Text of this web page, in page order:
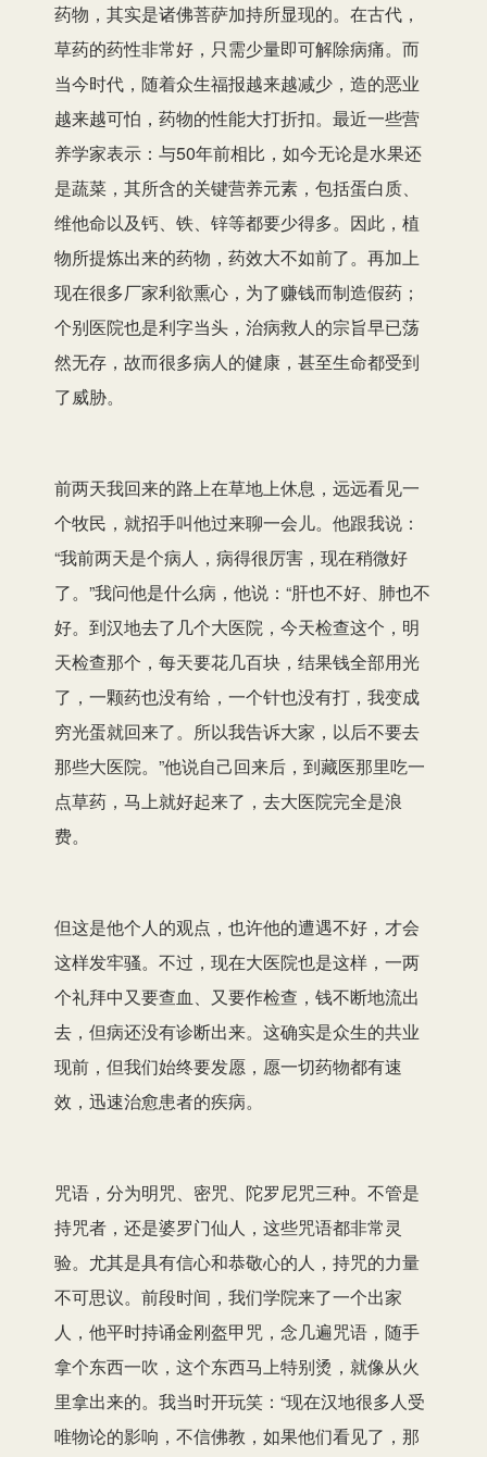
药物，其实是诸佛菩萨加持所显现的。在古代，
草药的药性非常好，只需少量即可解除病痛。而
当今时代，随着众生福报越来越减少，造的恶业
越来越可怕，药物的性能大打折扣。最近一些营
养学家表示：与50年前相比，如今无论是水果还
是蔬菜，其所含的关键营养元素，包括蛋白质、
维他命以及钙、铁、锌等都要少得多。因此，植
物所提炼出来的药物，药效大不如前了。再加上
现在很多厂家利欲熏心，为了赚钱而制造假药；
个别医院也是利字当头，治病救人的宗旨早已荡
然无存，故而很多病人的健康，甚至生命都受到
了威胁。
前两天我回来的路上在草地上休息，远远看见一
个牧民，就招手叫他过来聊一会儿。他跟我说：
“我前两天是个病人，病得很厉害，现在稍微好
了。”我问他是什么病，他说：“肝也不好、肺也不
好。到汉地去了几个大医院，今天检查这个，明
天检查那个，每天要花几百块，结果钱全部用光
了，一颗药也没有给，一个针也没有打，我变成
穷光蛋就回来了。所以我告诉大家，以后不要去
那些大医院。”他说自己回来后，到藏医那里吃一
点草药，马上就好起来了，去大医院完全是浪
费。
但这是他个人的观点，也许他的遭遇不好，才会
这样发牢骚。不过，现在大医院也是这样，一两
个礼拜中又要查血、又要作检查，钱不断地流出
去，但病还没有诊断出来。这确实是众生的共业
现前，但我们始终要发愿，愿一切药物都有速
效，迅速治愈患者的疾病。
咒语，分为明咒、密咒、陀罗尼咒三种。不管是
持咒者，还是婆罗门仙人，这些咒语都非常灵
验。尤其是具有信心和恭敬心的人，持咒的力量
不可思议。前段时间，我们学院来了一个出家
人，他平时持诵金刚盔甲咒，念几遍咒语，随手
拿个东西一吹，这个东西马上特别烫，就像从火
里拿出来的。我当时开玩笑：“现在汉地很多人受
唯物论的影响，不信佛教，如果他们看见了，那